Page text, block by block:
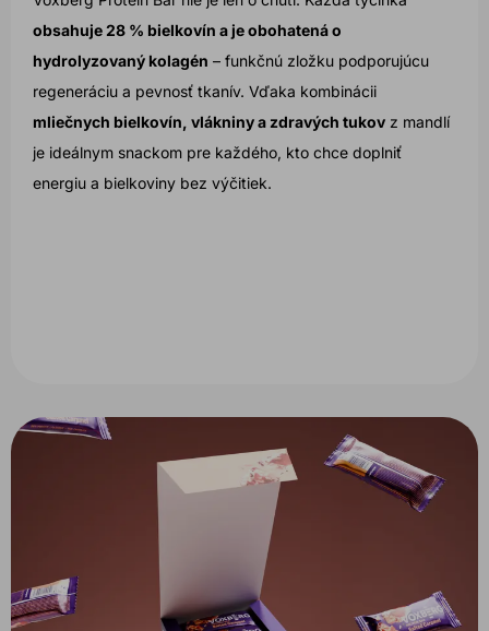
obsahuje 28 % bielkovín a je obohatená o
hydrolyzovaný kolagén – funkčnú zložku podporujúcu
regeneráciu a pevnosť tkanív. Vďaka kombinácii
mliečnych bielkovín, vlákniny a zdravých tukov z mandlí
je ideálnym snackom pre každého, kto chce doplniť
energiu a bielkoviny bez výčitiek.